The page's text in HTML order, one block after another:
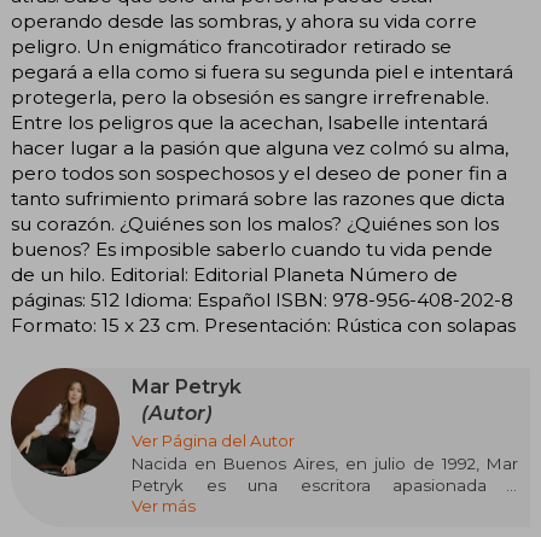
operando desde las sombras, y ahora su vida corre
peligro. Un enigmático francotirador retirado se
pegará a ella como si fuera su segunda piel e intentará
protegerla, pero la obsesión es sangre irrefrenable.
Entre los peligros que la acechan, Isabelle intentará
hacer lugar a la pasión que alguna vez colmó su alma,
pero todos son sospechosos y el deseo de poner fin a
tanto sufrimiento primará sobre las razones que dicta
su corazón. ¿Quiénes son los malos? ¿Quiénes son los
buenos? Es imposible saberlo cuando tu vida pende
de un hilo. Editorial: Editorial Planeta Número de
páginas: 512 Idioma: Español ISBN: 978-956-408-202-8
Formato: 15 x 23 cm. Presentación: Rústica con solapas
Mar Petryk
(Autor)
Ver Página del Autor
Nacida en Buenos Aires, en julio de 1992, Mar
Petryk es una escritora apasionada y
vegetariana desde los dieciocho años. Amante
Ver más